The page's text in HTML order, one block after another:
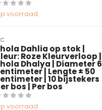
voorraad
Dahlia op stok |
Roze Kleurverloop |
Dhalya | Diameter 6
| Lengte ± 50
| 10 bijstekers
bos | Per bos
voorraad